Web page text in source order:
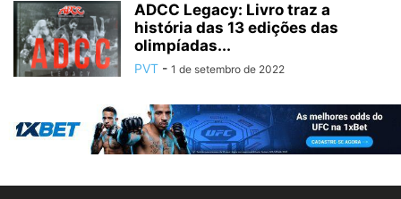
ADCC Legacy: Livro traz a
história das 13 edições das
olimpíadas...
PVT - 1 de setembro de 2022